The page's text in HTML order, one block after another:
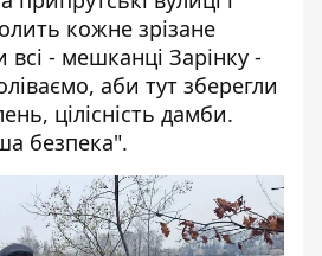
кожне зрізане
- мешканці Зарінку -
аби тут зберегли
цілісність дамби.
безпека".